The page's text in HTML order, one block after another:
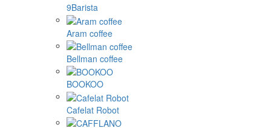
9Barista
Aram coffee
Bellman coffee
BOOKOO
Cafelat Robot